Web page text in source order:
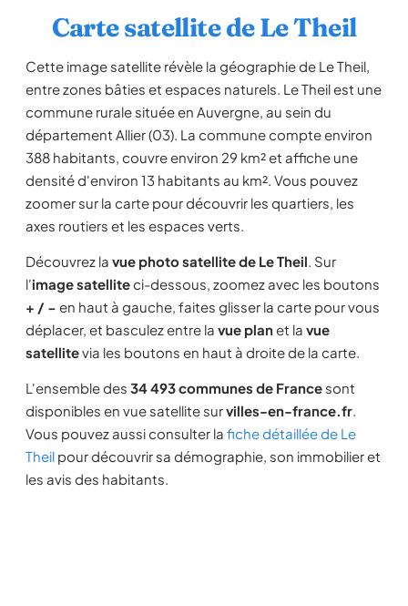
Carte satellite de Le Theil
Cette image satellite révèle la géographie de Le Theil,
entre zones bâties et espaces naturels. Le Theil est une
commune rurale située en Auvergne, au sein du
département Allier (03). La commune compte environ
388 habitants, couvre environ 29 km² et affiche une
densité d'environ 13 habitants au km². Vous pouvez
zoomer sur la carte pour découvrir les quartiers, les
axes routiers et les espaces verts.
Découvrez la vue photo satellite de Le Theil. Sur
l'image satelliteci-dessous, zoomez avec les boutons
+ / − en haut à gauche, faites glisser la carte pour vous
déplacer, et basculez entre la vue planet la vue
satellitevia les boutons en haut à droite de la carte.
L'ensemble des 34 493 communes de France sont
disponibles en vue satellite survilles-en-france.fr.
Vous pouvez aussi consulter la fiche détaillée de Le
Theil pour découvrir sa démographie, son immobilier et
les avis des habitants.